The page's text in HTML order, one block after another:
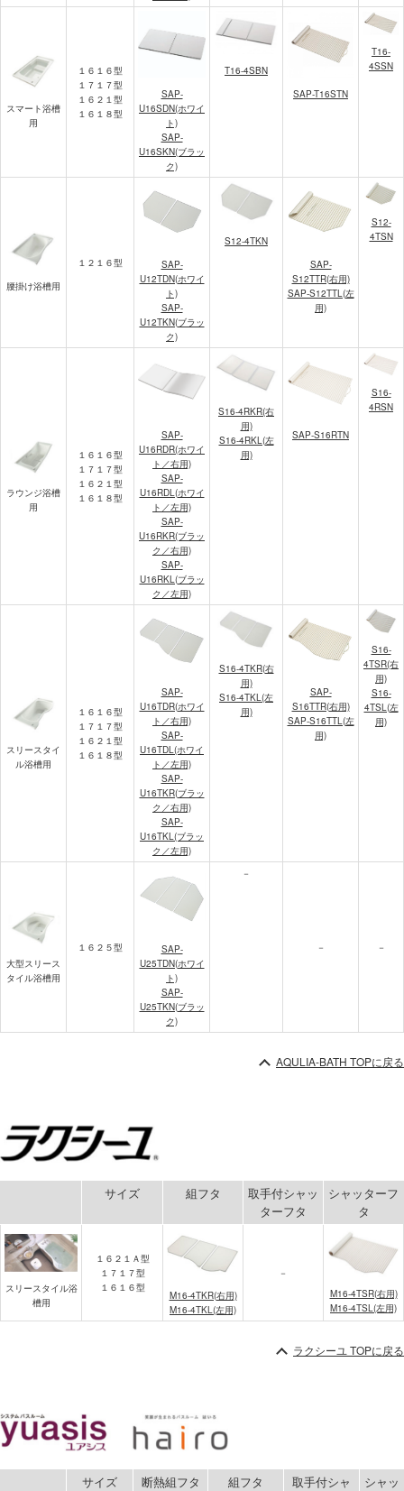
スマート浴槽
用
１６１６型
１７１７型
１６２１型
１６１８型
SAP-
U16SDN(ホワイ
ト)
SAP-
U16SKN(ブラッ
ク)
T16-4SBN
SAP-T16STN
T16-
4SSN
腰掛け浴槽用
１２１６型
SAP-
U12TDN(ホワイ
ト)
SAP-
U12TKN(ブラッ
ク)
S12-4TKN
SAP-
S12TTR(右用)
SAP-S12TTL(左
用)
S12-
4TSN
ラウンジ浴槽
用
１６１６型
１７１７型
１６２１型
１６１８型
SAP-
U16RDR(ホワイ
ト／右用)
SAP-
U16RDL(ホワイ
ト／左用)
SAP-
U16RKR(ブラッ
ク／右用)
SAP-
U16RKL(ブラッ
ク／左用)
S16-4RKR(右
用)
S16-4RKL(左
用)
SAP-S16RTN
S16-
4RSN
スリースタイ
ル浴槽用
１６１６型
１７１７型
１６２１型
１６１８型
SAP-
U16TDR(ホワイ
ト／右用)
SAP-
U16TDL(ホワイ
ト／左用)
SAP-
U16TKR(ブラッ
ク／右用)
SAP-
U16TKL(ブラッ
ク／左用)
S16-4TKR(右
用)
S16-4TKL(左
用)
SAP-
S16TTR(右用)
SAP-S16TTL(左
用)
S16-
4TSR(右
用)
S16-
4TSL(左
用)
大型スリース
タイル浴槽用
１６２５型
SAP-
U25TDN(ホワイ
ト)
SAP-
U25TKN(ブラッ
ク)
－
－ －
AQULIA-BATH TOPに戻る
サイズ 組フタ
取手付シャッ
ターフタ
シャッターフ
タ
スリースタイル浴
槽用
１６２１Ａ型
１７１７型
１６１６型
M16-4TKR(右用)
M16-4TKL(左用)
－
M16-4TSR(右用)
M16-4TSL(左用)
ラクシーユ TOPに戻る
サイズ 断熱組フタ 組フタ
取手付シャ
シャッ